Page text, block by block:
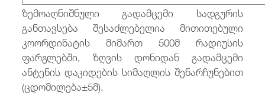
ზემოაღნიშნული გადამცემი სადგურის
განთავსება შესაძლებელია მითითებული
კოორდინატის მიმართ 500მ რადიუსის
ფარგლებში, ზღვის დონიდან გადამცემი
ანტენის დაკიდების სიმაღლის შენარჩუნებით
(ცდომილება±5მ).